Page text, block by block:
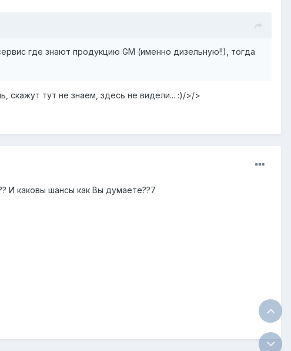
где знают продукцию GМ (именно дизельную!!), тогда
тут не знаем, здесь не видели... :)/>/>
И каковы шансы как Вы думаете??7